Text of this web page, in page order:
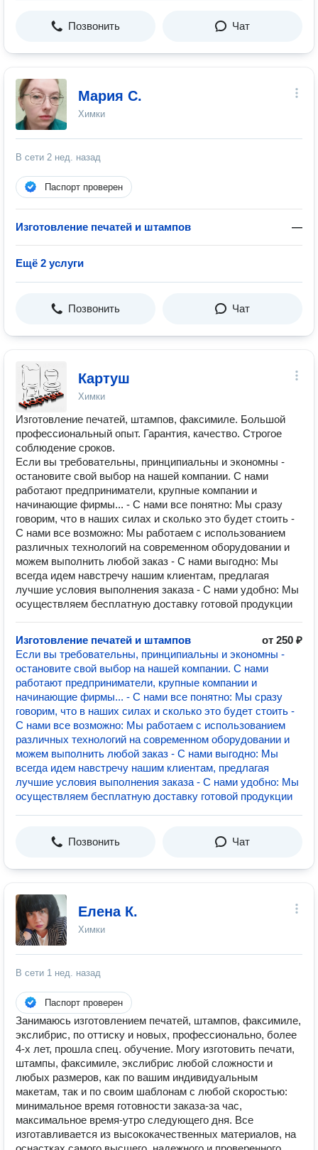
Позвонить Чат
Мария С.
Химки
В сети 2 нед. назад
Паспорт проверен
Изготовление печатей и штампов —
Ещё 2 услуги
Позвонить Чат
Картуш
Химки
Изготовление печатей, штампов, факсимиле. Большой
профессиональный опыт. Гарантия, качество. Строгое
соблюдение сроков.
Если вы требовательны, принципиальны и экономны -
остановите свой выбор на нашей компании. С нами
работают предприниматели, крупные компании и
начинающие фирмы... - С нами все понятно: Мы сразу
говорим, что в наших силах и сколько это будет стоить -
С нами все возможно: Мы работаем с использованием
различных технологий на современном оборудовании и
можем выполнить любой заказ - С нами выгодно: Мы
всегда идем навстречу нашим клиентам, предлагая
лучшие условия выполнения заказа - С нами удобно: Мы
осуществляем бесплатную доставку готовой продукции
Изготовление печатей и штампов
от 250 ₽
Если вы требовательны, принципиальны и экономны -
остановите свой выбор на нашей компании. С нами
работают предприниматели, крупные компании и
начинающие фирмы... - С нами все понятно: Мы сразу
говорим, что в наших силах и сколько это будет стоить -
С нами все возможно: Мы работаем с использованием
различных технологий на современном оборудовании и
можем выполнить любой заказ - С нами выгодно: Мы
всегда идем навстречу нашим клиентам, предлагая
лучшие условия выполнения заказа - С нами удобно: Мы
осуществляем бесплатную доставку готовой продукции
Позвонить Чат
Елена К.
Химки
В сети 1 нед. назад
Паспорт проверен
Занимаюсь изготовлением печатей, штампов, факсимиле,
экслибрис, по оттиску и новых, профессионально, более
4-х лет, прошла спец. обучение. Могу изготовить печати,
штампы, факсимиле, экслибрис любой сложности и
любых размеров, как по вашим индивидуальным
макетам, так и по своим шаблонам с любой скоростью:
минимальное время готовности заказа-за час,
максимальное время-утро следующего дня. Все
изготавливается из высококачественных материалов, на